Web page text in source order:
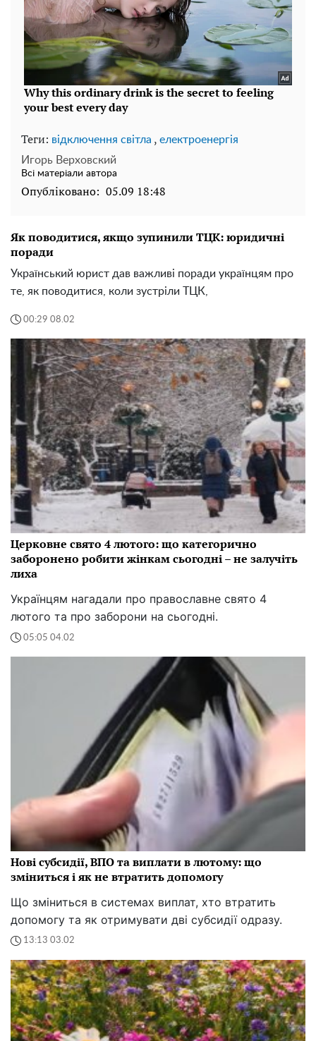
Теги: відключення світла , електроенергія
Игорь Верховский
Всі матеріали автора
Опубліковано: 05.09 18:48
Як поводитися, якщо зупинили ТЦК: юридичні
поради
Український юрист дав важливі поради українцям про
те, як поводитися, коли зустріли ТЦК,
00:29 08.02
Церковне свято 4 лютого: що категорично
заборонено робити жінкам сьогодні – не залучіть
лиха
Українцям нагадали про православне свято 4
лютого та про заборони на сьогодні.
05:05 04.02
Нові субсидії, ВПО та виплати в лютому: що
зміниться і як не втратить допомогу
Що зміниться в системах виплат, хто втратить
допомогу та як отримувати дві субсидії одразу.
13:13 03.02